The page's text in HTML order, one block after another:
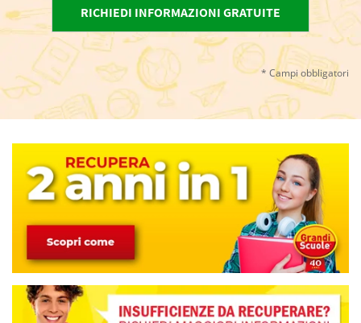
* Campi obbligatori